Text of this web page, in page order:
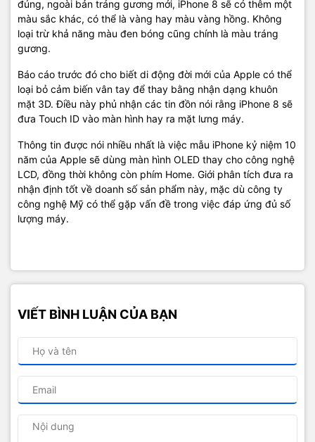
đúng, ngoài bản tráng gương mới, iPhone 8 sẽ có thêm một
màu sắc khác, có thể là vàng hay màu vàng hồng. Không
loại trừ khả năng màu đen bóng cũng chính là màu tráng
gương.
Báo cáo trước đó cho biết di động đời mới của Apple có thể
loại bỏ cảm biến vân tay để thay bằng nhận dạng khuôn
mặt 3D. Điều này phủ nhận các tin đồn nói rằng iPhone 8 sẽ
đưa Touch ID vào màn hình hay ra mặt lưng máy.
Thông tin được nói nhiều nhất là việc mẫu iPhone kỷ niệm 10
năm của Apple sẽ dùng màn hình OLED thay cho công nghệ
LCD, đồng thời không còn phím Home. Giới phân tích đưa ra
nhận định tốt về doanh số sản phẩm này, mặc dù công ty
công nghệ Mỹ có thể gặp vấn đề trong việc đáp ứng đủ số
lượng máy.
VIẾT BÌNH LUẬN CỦA BẠN